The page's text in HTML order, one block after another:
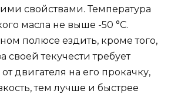
свойствами. Температура
масла не выше -50 °С.
полюсе ездить, кроме того,
своей текучести требует
двигателя на его прокачку,
тем лучше и быстрее